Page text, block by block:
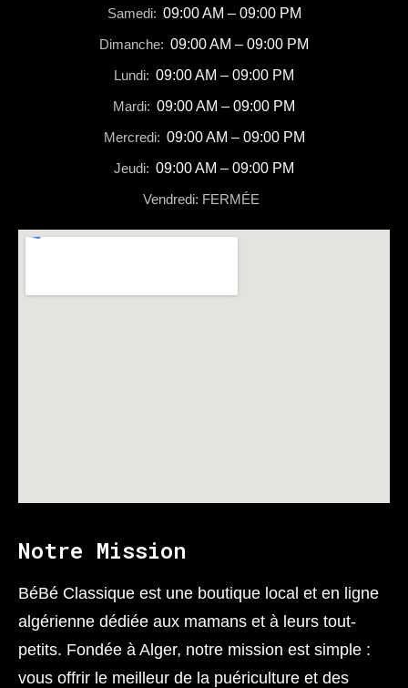
Samedi: 09:00 AM – 09:00 PM
Dimanche: 09:00 AM – 09:00 PM
Lundi: 09:00 AM – 09:00 PM
Mardi: 09:00 AM – 09:00 PM
Mercredi: 09:00 AM – 09:00 PM
Jeudi: 09:00 AM – 09:00 PM
Vendredi: FERMÉE
Notre Mission
BéBé Classique est une boutique local et en ligne
algérienne dédiée aux mamans et à leurs tout-
petits. Fondée à Alger, notre mission est simple :
vous offrir le meilleur de la puériculture et des